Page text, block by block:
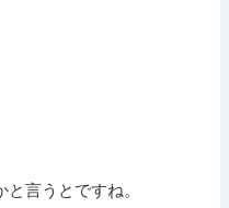
言うとですね。